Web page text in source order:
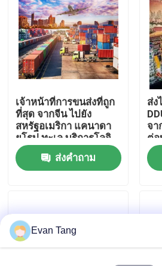
เกี่ยวกับเรา
ทัวร์โรงงาน
การควบคุมคุณภาพ
ติดต่อเรา
บริการขนส่งสินค้าระหว่างประเทศ
เจ้าหน้าที่การขนส่งที่ถูก
ที่สุด จากจีน ไปยัง
สหรัฐอเมริกา แคนาดา
ยุโรป ทะเล บริการโลจิ
สติกส์มืออาชีพ บริษัทส่ง
สินค้า
ส่งคำถาม
ส่ง
จา
ต่อ
ส่ง
ส่ง
Evan Tang